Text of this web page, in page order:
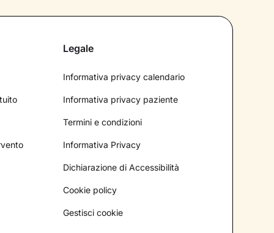
Legale
Informativa privacy calendario
Informativa privacy paziente
Termini e condizioni
Informativa Privacy
Dichiarazione di Accessibilità
Cookie policy
Gestisci cookie